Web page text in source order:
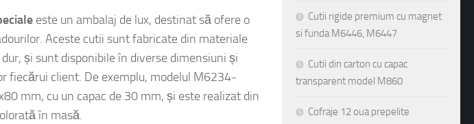
este un ambalaj de lux, destinat să ofere o
Aceste cutii sunt fabricate din materiale
și sunt disponibile în diverse dimensiuni și
fiecărui client. De exemplu, modelul M6234-
mm, cu un capac de 30 mm, și este realizat din
în masă.
Cutii rigide premium cu magnet
si funda M6446, M6447
Cutii din carton cu capac
transparent model M860
Cofraje 12 oua prepelite